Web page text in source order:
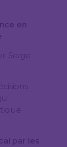
en
Serge
par les